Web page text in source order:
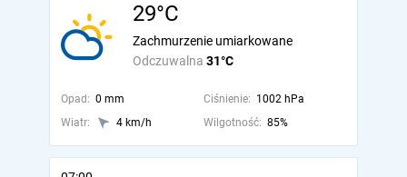
29°C
Odczuwalna 31°C
Zachmurzenie umiarkowane
Opad: 0 mm Ciśnienie: 1002 hPa
Wiatr:
4 km/h Wilgotność: 85%